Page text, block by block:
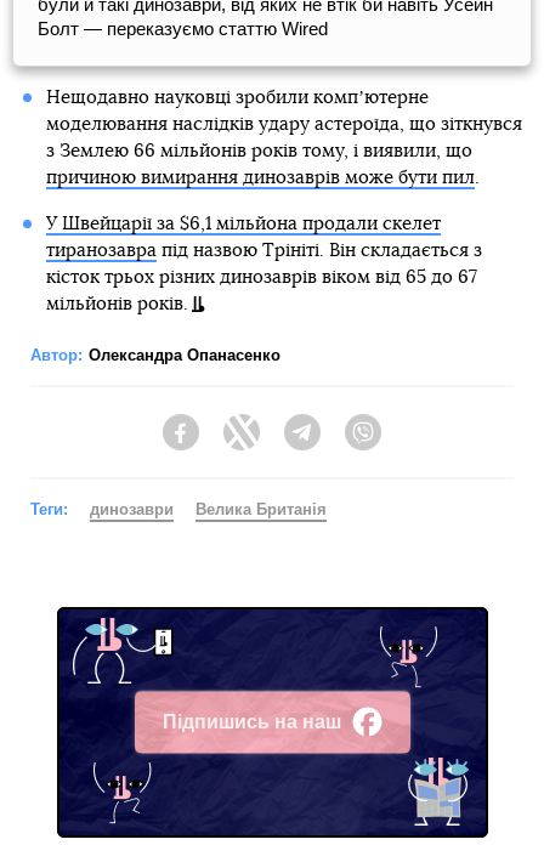
були й такі динозаври, від яких не втік би навіть Усейн
Болт — переказуємо статтю Wired
Нещодавно науковці зробили компʼютерне
моделювання наслідків удару астероїда, що зіткнувся
з Землею 66 мільйонів років тому, і виявили, що
причиною вимирання динозаврів може бути пил.
У Швейцарії за $6,1 мільйона продали скелет
тиранозаврапід назвою Трініті. Він складається з
кісток трьох різних динозаврів віком від 65 до 67
мільйонів років.
Автор: Олександра Опанасенко
FacebookTwitter Telegram
Теги: динозаври Велика Британія
Підпишись на наш
Facebook